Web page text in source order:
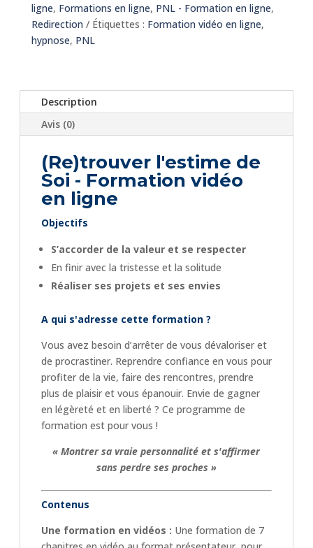
ligne, Formations en ligne, PNL - Formation en ligne,
Redirection
Étiquettes : Formation vidéo en ligne,
hypnose, PNL
Description
Avis (0)
(Re)trouver l'estime de
Soi - Formation vidéo
en ligne
Objectifs
S’accorder de la valeur et se respecter
En finir avec la tristesse et la solitude
Réaliser ses projets et ses envies
A qui s'adresse cette formation ?
Vous avez besoin d’arrêter de vous dévaloriser et
de procrastiner. Reprendre confiance en vous pour
profiter de la vie, faire des rencontres, prendre
plus de plaisir et vous épanouir. Envie de gagner
en légèreté et en liberté ? Ce programme de
formation est pour vous !
« Montrer sa vraie personnalité et s'affirmer
sans perdre ses proches »
Contenus
Une formation en vidéos : Une formation de 7